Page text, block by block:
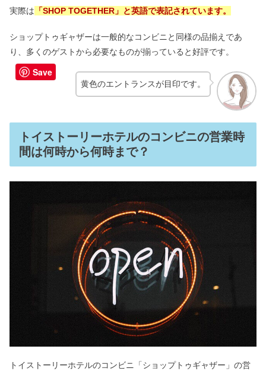
ユニバのターキーレッグの値段＆場所
｜何の肉？まずいの？
スペースマウンテン休止いつまで？他
のディズニシーアトラクションも
実際は 「SHOP TOGETHER」と英語で表記されています。
ショップトゥギャザーは一般的なコンビニと同様の品揃えであ
り、多くのゲストから必要なものが揃っていると好評です。
黄色のエントランスが目印です。
トイストーリーホテルのコンビニの営業時
間は何時から何時まで？
トイストーリーホテルのコンビニ「ショップトゥギャザー」の営
Save